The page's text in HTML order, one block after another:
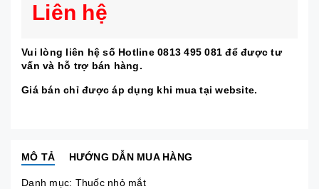
Liên hệ
Vui lòng liên hệ số Hotline 0813 495 081 để được tư
vấn và hỗ trợ bán hàng.
Giá bán chỉ được áp dụng khi mua tại website.
MÔ TẢ HƯỚNG DẪN MUA HÀNG
Danh mục: Thuốc nhỏ mắt